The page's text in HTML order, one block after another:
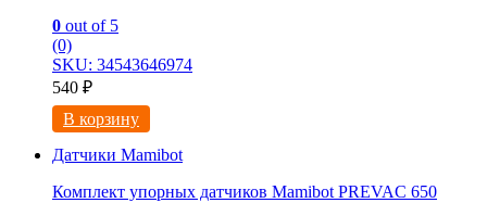
0 out of 5
(0)
SKU: 34543646974
540 ₽
В корзину
Датчики Mamibot
Комплект упорных датчиков Mamibot PREVAC 650